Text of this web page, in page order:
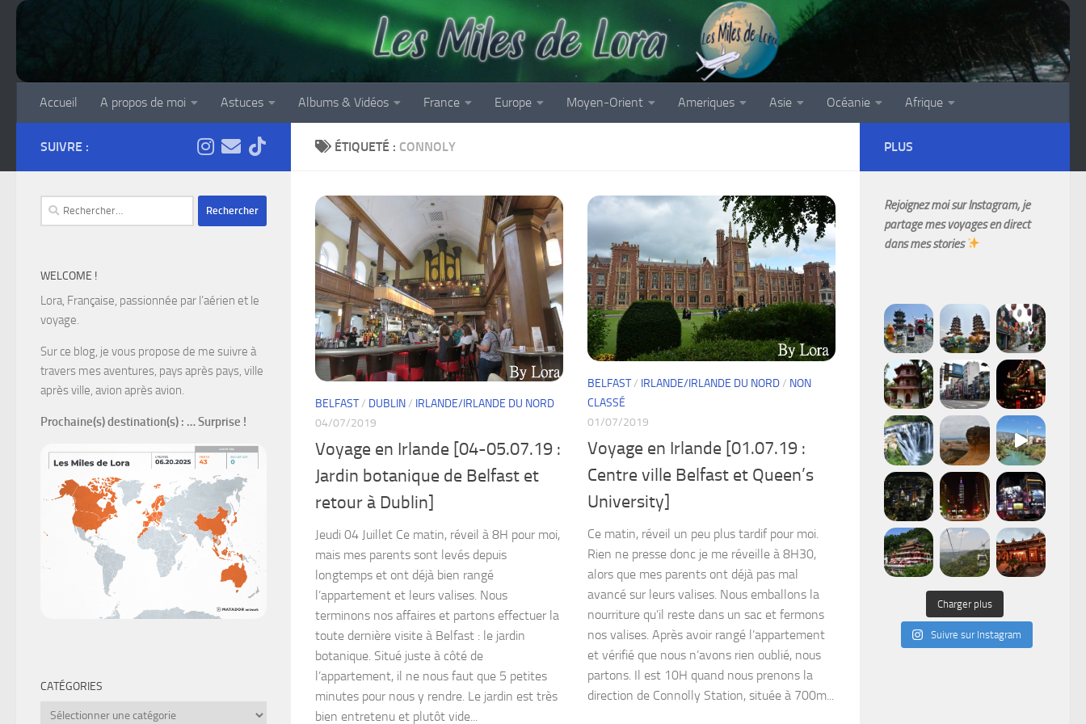
Accueil A propos de moi Astuces Albums & Vidéos France Europe Moyen-Orient Ameriques Asie Océanie Afrique
ÉTIQUETÉ : CONNOLY
BELFAST/ DUBLIN/ IRLANDE/IRLANDE DU NORD
04/07/2019
Voyage en Irlande [04-05.07.19 :
Jardin botanique de Belfast et
retour à Dublin]
Jeudi 04 Juillet Ce matin, réveil à 8H pour moi,
mais mes parents sont levés depuis
longtemps et ont déjà bien rangé
l’appartement et leurs valises. Nous
terminons nos affaires et partons effectuer la
toute dernière visite à Belfast : le jardin
botanique. Situé juste à côté de
l’appartement, il ne nous faut que 5 petites
minutes pour nous y rendre. Le jardin est très
bien entretenu et plutôt vide...
BELFAST/ IRLANDE/IRLANDE DU NORD/ NON
CLASSÉ
01/07/2019
Voyage en Irlande [01.07.19 :
Centre ville Belfast et Queen’s
University]
Ce matin, réveil un peu plus tardif pour moi.
Rien ne presse donc je me réveille à 8H30,
alors que mes parents ont déjà pas mal
avancé sur leurs valises. Nous emballons la
nourriture qu’il reste dans un sac et fermons
nos valises. Après avoir rangé l’appartement
et vérifié que nous n’avons rien oublié, nous
partons. Il est 10H quand nous prenons la
direction de Connolly Station, située à 700m...
SUIVRE :
Rechercher :
WELCOME !
Lora, Française, passionnée par l’aérien et le
voyage.
Sur ce blog, je vous propose de me suivre à
travers mes aventures, pays après pays, ville
après ville, avion après avion.
Prochaine(s) destination(s) : … Surprise !
CATÉGORIES
Catégories
PLUS
Rejoignez moi sur Instagram, je
partage mes voyages en direct
dans mes stories
Charger plus
Suivre sur Instagram